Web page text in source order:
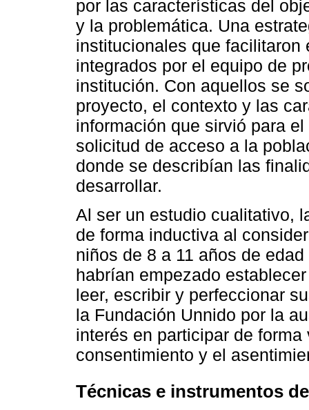
por las características del
y la problemática. Una
institucionales que
integrados por el equipo de
institución. Con aquellos se
proyecto, el contexto y las
información que sirvió para
solicitud de acceso a la
donde se describían las
desarrollar.
Al ser un estudio cualitativo,
de forma inductiva al
niños de 8 a 11 años de
habrían empezado
leer, escribir y perfeccionar
la Fundación Unnido por la
interés en participar de
consentimiento y el
Técnicas e instrumentos